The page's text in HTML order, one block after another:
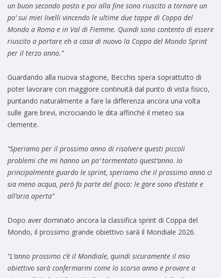
un buon secondo posto e poi alla fine sono riuscito a tornare un
po’ sui miei livelli vincendo le ultime due tappe di Coppa del
Mondo a Roma e in Val di Fiemme. Quindi sono contento di essere
riuscito a portare eh a casa di nuovo la Coppa del Mondo Sprint
per il terzo anno.”
Guardando alla nuova stagione, Becchis spera soprattutto di
poter lavorare con maggiore continuità dal punto di vista fisico,
puntando naturalmente a fare la differenza ancora una volta
sulle gare brevi, incrociando le dita affinché il meteo sia
clemente.
“Speriamo per il prossimo anno di risolvere questi piccoli
problemi che mi hanno un po’ tormentato quest’anno. Io
principalmente guardo le sprint, speriamo che il prossimo anno ci
sia meno acqua, però fa parte del gioco: le gare sono d’estate e
all’aria aperta”
Dopo aver dominato ancora la classifica sprint di Coppa del
Mondo, il prossimo grande obiettivo sarà il Mondiale 2026.
“L’anno prossimo c’è il Mondiale, quindi sicuramente il mio
obiettivo sarà confermarmi come lo scorso anno e provare a